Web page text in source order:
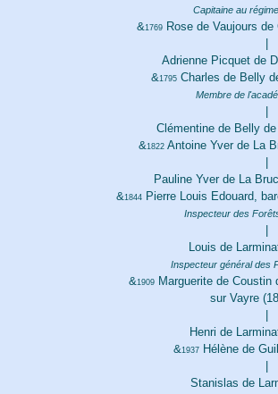
Capitaine au
&1769Rose de Vaujours de
Adrienne Picquet de
&1795Charles de Belly
Membre de
Clémentine de Belly
&1822 Antoine Yver de La
Pauline Yver de La
&1844Pierre Louis Edouard,
Inspecteur des
Louis de
Inspecteur général des
&1909 Marguerite de Coustin
sur Vayre
Henri de
&1937 Hélène de
Stanislas de